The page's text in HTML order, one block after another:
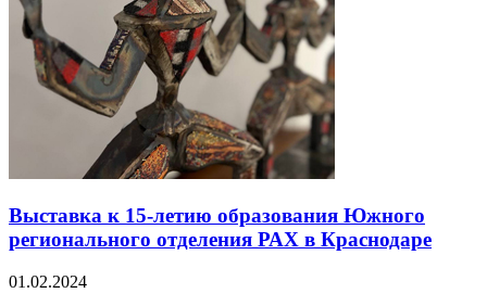
Выставка к 15-летию образования Южного
регионального отделения РАХ в Краснодаре
01.02.2024